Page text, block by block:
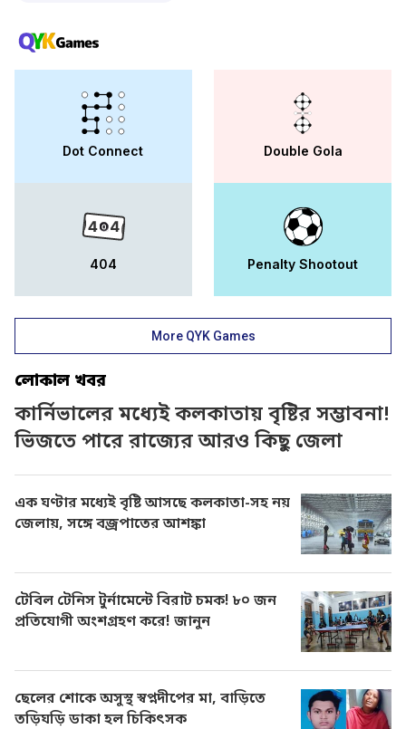
Dot Connect Double Gola
404 Penalty Shootout
More QYK Games
লোকাল খবর
কার্নিভালের মধ্যেই কলকাতায় বৃষ্টির সম্ভাবনা!
ভিজতে পারে রাজ্যের আরও কিছু জেলা
এক ঘণ্টার মধ্যেই বৃষ্টি আসছে কলকাতা-সহ নয়
জেলায়, সঙ্গে বজ্রপাতের আশঙ্কা
টেবিল টেনিস টুর্নামেন্টে বিরাট চমক! ৮০ জন
প্রতিযোগী অংশগ্রহণ করে! জানুন
ছেলের শোকে অসুস্থ স্বপ্নদীপের মা, বাড়িতে
তড়িঘড়ি ডাকা হল চিকিৎসক